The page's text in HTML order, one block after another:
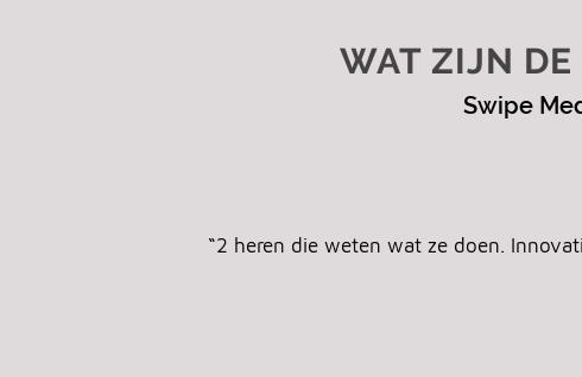
WAT ZIJN DE
Swipe
“2 heren die weten wat ze doen.